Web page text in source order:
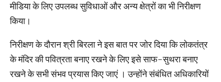
मीडिया के लिए उपलब्ध सुविधाओं और अन्य क्षेत्रों का भी निरीक्षण
किया।
निरीक्षण के दौरान श्री बिरला ने इस बात पर जोर दिया कि लोकतंत्र
के मंदिर की पवित्रता बनाए रखने के लिए इसे साफ-सुथरा बनाए
रखने के सभी संभव प्रयास किए जाएं । उन्होंने संबंधित अधिकारियों